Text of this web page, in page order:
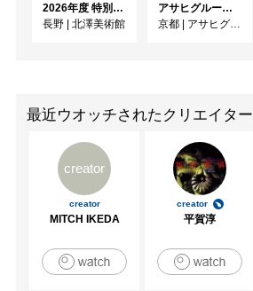
2026年度 特別展「ガレとドーム、アール･ヌーヴォーのガラス 水辺のやすらぎ、海の神秘」
長野 | 北澤美術館
アサヒグループ大山崎山荘美術館 開館30周年記念展「没後100年 クロード・モネ」
京都 | アサヒグループ大山崎山荘美術館
最近ウオッチされたクリエイター
creator
creator
MITCH IKEDA
creator
平賀淳